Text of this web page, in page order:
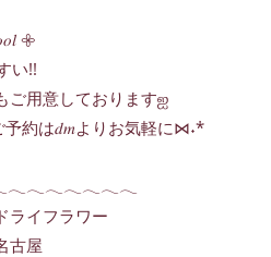
𖧷
い!!
ご用意しておりますஐ
予約は𝑑𝑚よりお気軽に⋈˖*
ライフラワー
古屋